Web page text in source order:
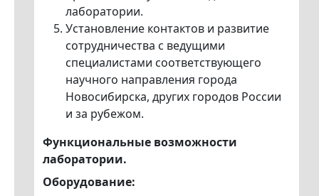
лаборатории.
Установление контактов и развитие
сотрудничества с ведущими
специалистами соответствующего
научного направления города
Новосибирска, других городов России
и за рубежом.
Функциональные возможности
лаборатории.
Оборудование: